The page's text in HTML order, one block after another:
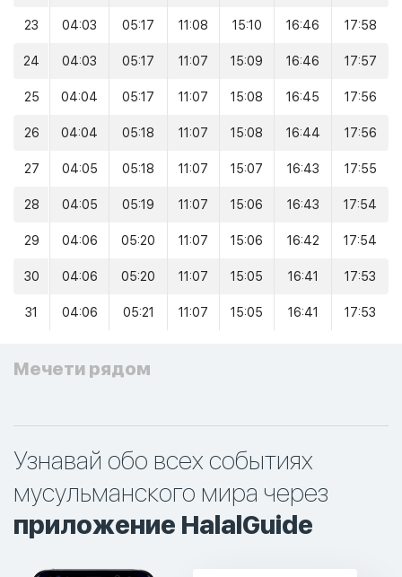
23 04:03 05:17 11:08 15:10 16:46 17:58
24 04:03 05:17 11:07 15:09 16:46 17:57
25 04:04 05:17 11:07 15:08 16:45 17:56
26 04:04 05:18 11:07 15:08 16:44 17:56
27 04:05 05:18 11:07 15:07 16:43 17:55
28 04:05 05:19 11:07 15:06 16:43 17:54
29 04:06 05:20 11:07 15:06 16:42 17:54
30 04:06 05:20 11:07 15:05 16:41 17:53
31 04:06 05:21 11:07 15:05 16:41 17:53
Мечети рядом
Узнавай обо всех событиях
мусульманского мира через
приложение HalalGuide